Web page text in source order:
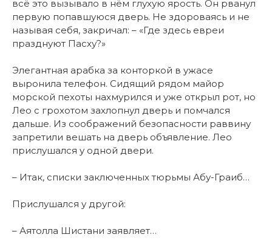
всё это вызывало в нём глухую ярость. Он рванул
первую попавшуюся дверь. Не здороваясь и не
называя себя, закричал: – «Где здесь евреи
празднуют Пасху?»
Элегантная арабка за конторкой в ужасе
выронила телефон. Сидящий рядом майор
морской пехоты нахмурился и уже открыл рот, но
Лео с грохотом захлопнул дверь и помчался
дальше. Из соображений безопасности раввину
запретили вешать на дверь объявление. Лео
прислушался у одной двери.
– Итак, списки заключенных тюрьмы Абу-Граиб…
Прислушался у другой:
– Аятолла Шистани заявляет…